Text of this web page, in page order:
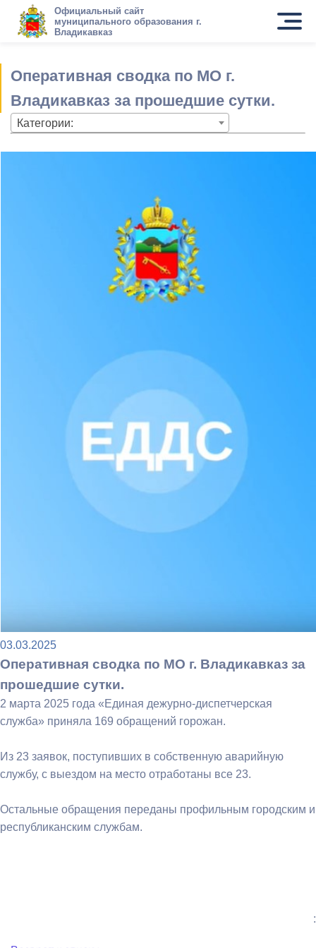
Официальный сайт
муниципального образования г.
Владикавказ
Оперативная сводка по МО г.
Владикавказ за прошедшие сутки.
Категории:
03.03.2025
Оперативная сводка по МО г. Владикавказ за
прошедшие сутки.
2 марта 2025 года «Единая дежурно-диспетчерская
служба» приняла 169 обращений горожан.
Из 23 заявок, поступивших в собственную аварийную
службу, с выездом на место отработаны все 23.
Остальные обращения переданы профильным городским и
республиканским службам.
: